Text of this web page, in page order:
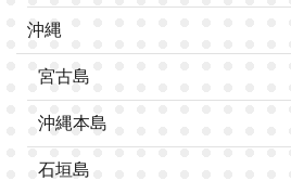
沖縄
宮古島
沖縄本島
石垣島